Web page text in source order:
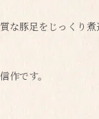
な豚足をじっくり
作です。